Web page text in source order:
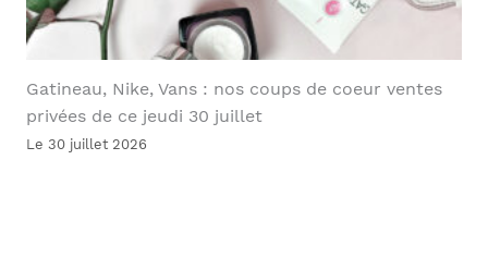
Gatineau, Nike, Vans : nos coups de coeur ventes
privées de ce jeudi 30 juillet
Le 30 juillet 2026